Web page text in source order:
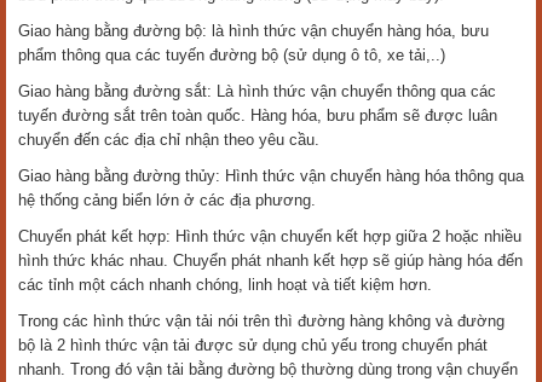
Giao hàng bằng đường bộ: là hình thức vận chuyển hàng hóa, bưu
phẩm thông qua các tuyến đường bộ (sử dụng ô tô, xe tải,..)
Giao hàng bằng đường sắt: Là hình thức vận chuyển thông qua các
tuyến đường sắt trên toàn quốc. Hàng hóa, bưu phẩm sẽ được luân
chuyển đến các địa chỉ nhận theo yêu cầu.
Giao hàng bằng đường thủy: Hình thức vận chuyển hàng hóa thông qua
hệ thống cảng biển lớn ở các địa phương.
Chuyển phát kết hợp: Hình thức vận chuyển kết hợp giữa 2 hoặc nhiều
hình thức khác nhau. Chuyển phát nhanh kết hợp sẽ giúp hàng hóa đến
các tỉnh một cách nhanh chóng, linh hoạt và tiết kiệm hơn.
Trong các hình thức vận tải nói trên thì đường hàng không và đường
bộ là 2 hình thức vận tải được sử dụng chủ yếu trong chuyển phát
nhanh. Trong đó vận tải bằng đường bộ thường dùng trong vận chuyển